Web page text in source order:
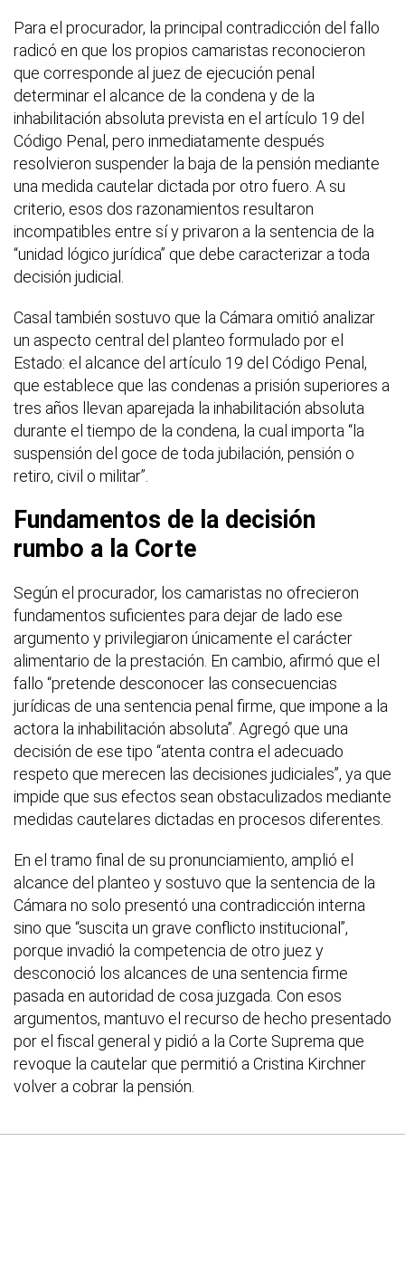
Para el procurador, la principal contradicción del fallo
radicó en que los propios camaristas reconocieron
que corresponde al juez de ejecución penal
determinar el alcance de la condena y de la
inhabilitación absoluta prevista en el artículo 19 del
Código Penal, pero inmediatamente después
resolvieron suspender la baja de la pensión mediante
una medida cautelar dictada por otro fuero. A su
criterio, esos dos razonamientos resultaron
incompatibles entre sí y privaron a la sentencia de la
“unidad lógico jurídica” que debe caracterizar a toda
decisión judicial.
Casal también sostuvo que la Cámara omitió analizar
un aspecto central del planteo formulado por el
Estado: el alcance del artículo 19 del Código Penal,
que establece que las condenas a prisión superiores a
tres años llevan aparejada la inhabilitación absoluta
durante el tiempo de la condena, la cual importa “la
suspensión del goce de toda jubilación, pensión o
retiro, civil o militar”.
Fundamentos de la decisión
rumbo a la Corte
Según el procurador, los camaristas no ofrecieron
fundamentos suficientes para dejar de lado ese
argumento y privilegiaron únicamente el carácter
alimentario de la prestación. En cambio, afirmó que el
fallo “pretende desconocer las consecuencias
jurídicas de una sentencia penal firme, que impone a la
actora la inhabilitación absoluta”. Agregó que una
decisión de ese tipo “atenta contra el adecuado
respeto que merecen las decisiones judiciales”, ya que
impide que sus efectos sean obstaculizados mediante
medidas cautelares dictadas en procesos diferentes.
En el tramo final de su pronunciamiento, amplió el
alcance del planteo y sostuvo que la sentencia de la
Cámara no solo presentó una contradicción interna
sino que “suscita un grave conflicto institucional”,
porque invadió la competencia de otro juez y
desconoció los alcances de una sentencia firme
pasada en autoridad de cosa juzgada. Con esos
argumentos, mantuvo el recurso de hecho presentado
por el fiscal general y pidió a la Corte Suprema que
revoque la cautelar que permitió a Cristina Kirchner
volver a cobrar la pensión.